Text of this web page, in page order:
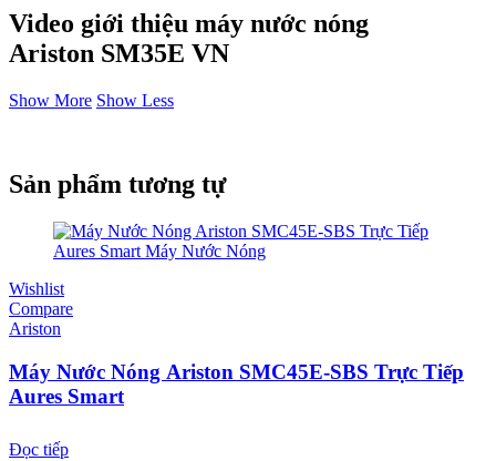
Video giới thiệu máy nước nóng
Ariston SM35E VN
Show More Show Less
Sản phẩm tương tự
Wishlist
Compare
Ariston
Máy Nước Nóng Ariston SMC45E-SBS Trực Tiếp
Aures Smart
Đọc tiếp